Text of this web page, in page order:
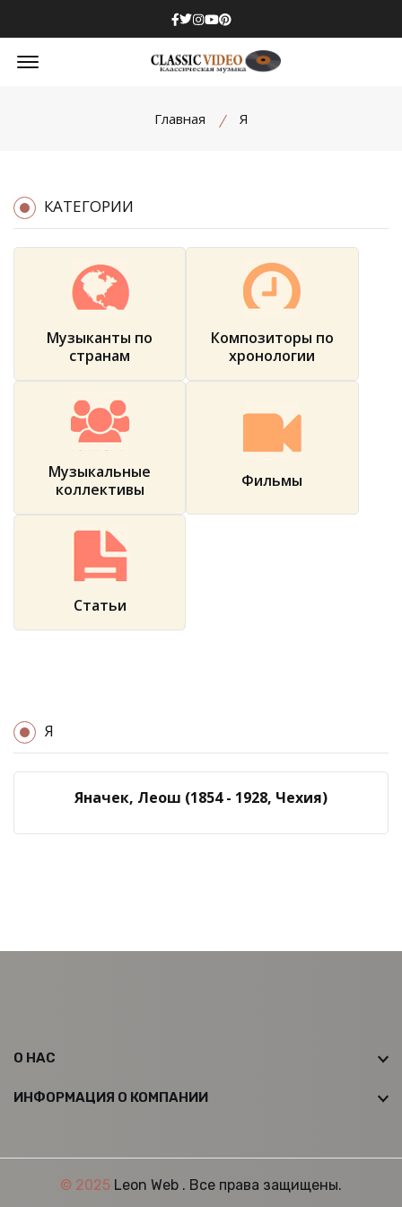
Facebook
Twitter
Instagram
Youtube
Pinterest
Offcanvas Menu Open
Главная Я
КАТЕГОРИИ
Музыканты по
странам
Композиторы по
хронологии
Музыкальные
коллективы
Фильмы
Статьи
Я
Яначек, Леош (1854 - 1928, Чехия)
О НАС
ИНФОРМАЦИЯ О КОМПАНИИ
© 2025 Leon Web . Все права защищены.